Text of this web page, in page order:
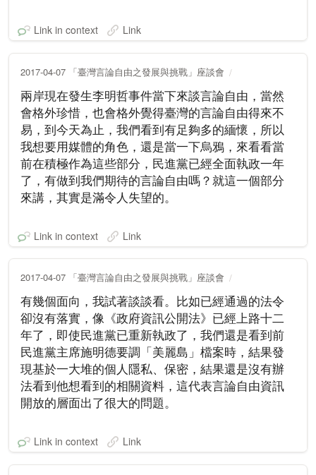
Link in context Link
2017-04-07 「臺灣言論自由之發展與挑戰」座談會
兩岸現在發生李明哲事件當下來談言論自由，當然
會格外珍惜，也會格外覺得臺灣的言論自由得來不
易，到今天為止，我們看到有足夠多的緬懷，所以
我想要用媒體的角色，還是當一下烏鴉，來看看當
前在積極作為這些部分，民進黨已經全面執政一年
了，有做到我們期待的言論自由嗎？就這一個部分
來講，其實是滿令人失望的。
Link in context Link
2017-04-07 「臺灣言論自由之發展與挑戰」座談會
有幾個面向，我試著談談看。比如已經通過的法令
卻沒有落實，像《政府資訊公開法》已經上路十二
年了，即使民進黨已重新執政了，我們還是看到前
民進黨主席施明德要調「美麗島」檔案時，結果發
現基於一大堆的個人隱私、保密，結果還是沒有辦
法看到他想看到的相關資料，這代表言論自由資訊
開放的層面出了很大的問題。
Link in context Link